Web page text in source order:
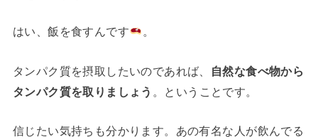
はい、飯を食すんです 。
タンパク質を摂取したいのであれば、
自然な食べ物から
タンパク質を取りましょう 。ということです。
信じたい気持ちも分かります。あの有名な人が飲んでる